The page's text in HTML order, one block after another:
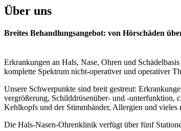
Über uns
Breites Behandlungsangebot: von Hörschäden
Erkrankungen an Hals, Nase, Ohren und
komplette Spektrum nicht-operativer und operativer
Unsere Schwerpunkte sind breit gestreut:
vergrößerung, Schilddrüsenüber- und -unterfunktion,
Kehlkopfs und der Stimmbänder, Allergien und vieles
Die Hals-Nasen-Ohrenklinik verfügt über fünf